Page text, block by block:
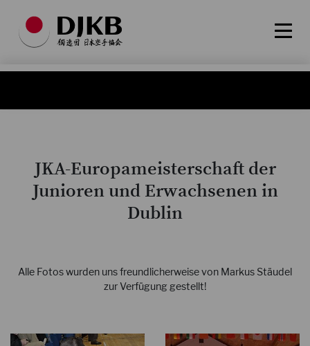
JKA-Europameisterschaft der
Junioren und Erwachsenen in
Dublin
Alle Fotos wurden uns freundlicherweise von Markus Stäudel
zur Verfügung gestellt!